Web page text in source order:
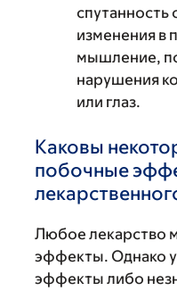
спутанность
изменения в
мышление,
нарушения
или глаз.
Каковы
побочные
Любое лекарство
эффекты. Однако
эффекты либо